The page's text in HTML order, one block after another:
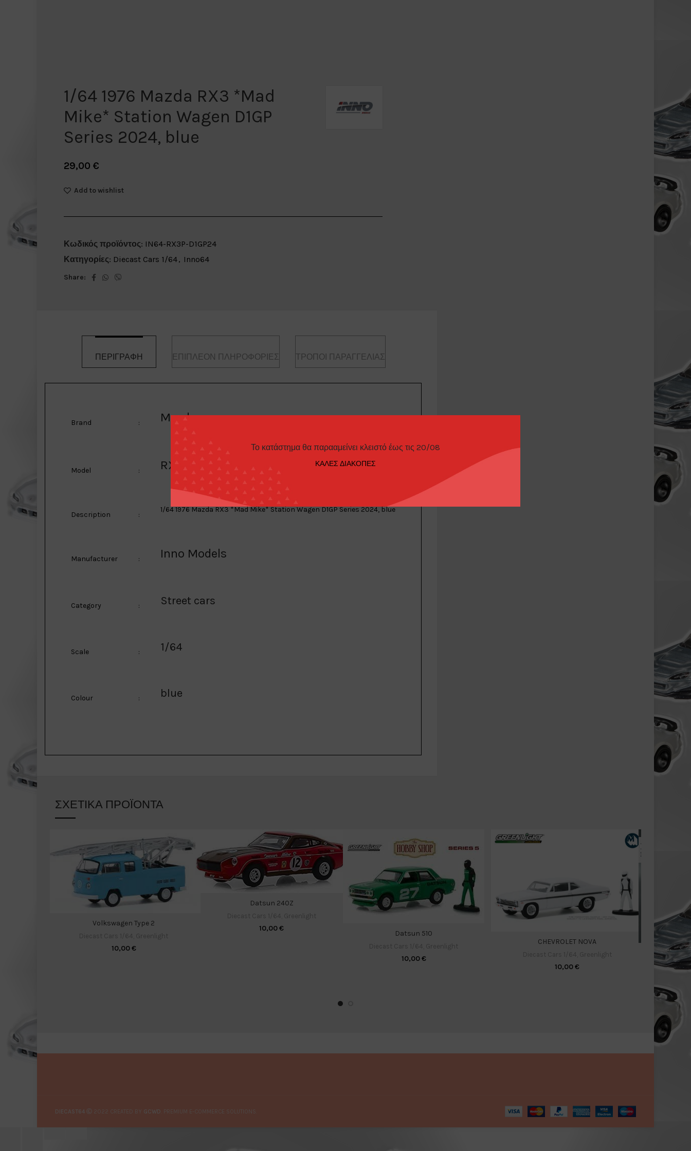
Το κατάστημα θα παρααμείνει κλειστό έως τις 20/08
ΚΑΛΕΣ ΔΙΑΚΟΠΕΣ
1/64 1976 Mazda RX3 *Mad
Mike* Station Wagen D1GP
Series 2024, blue
29,00 €
Add to wishlist
Κωδικός προϊόντος: IN64-RX3P-D1GP24
Κατηγορίες: Diecast Cars 1/64, Inno64
Share:
ΠΕΡΙΓΡΑΦΉ ΕΠΙΠΛΈΟΝ ΠΛΗΡΟΦΟΡΊΕΣ ΤΡΌΠΟΙ ΠΑΡΑΓΓΕΛΊΑΣ
Brand : Mazda
Model : RX3
Description :
1/64 1976 Mazda RX3 *Mad Mike* Station Wagen D1GP Series 2024, blue
Manufacturer : Inno Models
Category : Street cars
Scale : 1/64
Colour : blue
ΣΧΕΤΙΚΆ ΠΡΟΪΌΝΤΑ
Volkswagen Type 2
10,00€
Datsun 240Z
10,00€
Datsun 510
10,00€
CHEVROLET NOVA
10,00€
DIECAST64 2022 CREATED BY GCWD . PREMIUM E-COMMERCE SOLUTIONS.